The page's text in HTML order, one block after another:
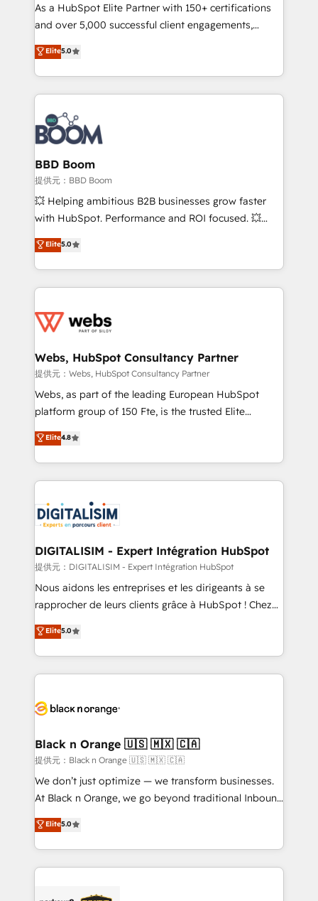
de conversion qui transforment les visiteurs en
opportunités d'affaires ➤ La mise en place de
stratégies d'acquisition marketing (SEO, SEA,
inbound, automatisation marketing, ABM, IA,
emailing) Informations clés : - 10 ans d'expérience -
100+ intégrations CRM HubSpot réussies - 40
experts conseil - 150 certifications HubSpot
cumulées
As a HubSpot Elite Partner with 150+ certifications
and over 5,000 successful client engagements,
Vonazon turns marketing complexity into
measurable, scalable growth. From onboarding to
enterprise-grade campaigns, our in-house team
builds scalable strategies that drive long-term
revenue. ⚙️ HubSpot Integration & Optimization •
Seamless CRM, CMS, and automation setup •
Complex platform migrations and data cleanups •
Custom APIs and third-party integrations 📈 End-to-
End Revenue Acceleration • Lifecycle marketing and
pipeline growth programs • Sales enablement tools
and CRM optimization • Retention strategies with
Execution • 750+ onboardings and 2,000+
implementations • Deep expertise across marketing,
Elite5.0
BBD Boom
提供元：BBD Boom
💥 Helping ambitious B2B businesses grow faster
with HubSpot. Performance and ROI focused. 💥
BBD Boom is the HubSpot partner that can help you
to HubSpot Better. We work with your teams to
solve all your HubSpot challenges and improve user
adoption, sales process and marketing results.
the first time 🔧 Designing and optimising your
and build using HubSpot 🔌 Integrating HubSpot
with other systems 🎓 Training your teams to be
HubSpot pros 📊 Lead generation services using
HubSpot Why us? - SIX HubSpot Accreditations -
CRM, Solutions Architecture, Onboarding , Data
Migration, Custom Integration & Platform
team of 25+ experts Contact us today to help you
get more from your investment in HubSpot.
Elite5.0
Webs, HubSpot Consultancy Partner
提供元：Webs, HubSpot Consultancy Partner
Webs, as part of the leading European HubSpot
platform group of 150 Fte, is the trusted Elite
HubSpot CRM Partner offering you a roadmap on
maximizing EBITDA and achieving Commercial
Excellence. With our targeted processes, we
strengthen your digital transformation and minimize
Implementation partner, we provide expertise to
drive your business forward. Since 2015 we are fully
dedicated to HubSpot and with an experienced
team (50+), we work with reputable companies in
B2B sectors such as manufacturing, SaaS and
business services. We prepare a customized
impact of your digital transformation, including a
detailed financial rationale with a focus on ROI and
embark on a transformational journey that sets your
business up for long-term success. Unlock your
business. If not now, when?
Elite4.8
DIGITALISIM - Expert Intégration HubSpot
提供元：DIGITALISIM - Expert Intégration HubSpot
Nous aidons les entreprises et les dirigeants à se
rapprocher de leurs clients grâce à HubSpot ! Chez
DIGITALISIM, nous avons l'intime conviction que la
réussite des entreprises passe par l’innovation web,
le marketing digital, et la relation client ! C'est
pourquoi, nos experts sont à la fois capables de
référencement, votre stratégie digitale et le pilotage
projet HubSpot avec DIGITALISIM : 🧽 Nettoyage,
migration et intégration des bases de données. 🚀
Développement des interfaces avec vos logiciels
métiers ⚙️ Configuration de la plateforme HubSpot
Book Process & Guidelines utilisateurs 🎓
Formations des utilisateurs
Elite5.0
Black n Orange 🇺🇸 🇲🇽 🇨🇦
提供元：Black n Orange 🇺🇸 🇲🇽 🇨🇦
We don’t just optimize — we transform businesses.
At Black n Orange, we go beyond traditional Inbound
Marketing with our exclusive methodologies:
BOOMS and BOOST. Together, they form a powerful
combination that has driven success for over 800
businesses worldwide. As Elite HubSpot Partners, we
Elite5.0